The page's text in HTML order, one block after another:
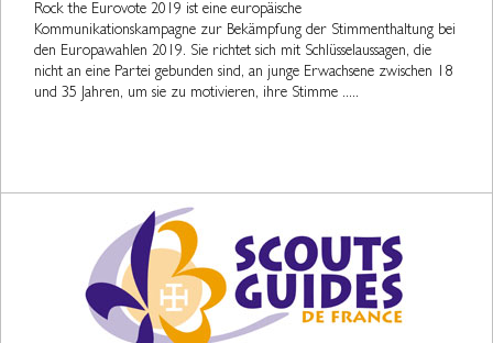
Rock the Eurovote 2019 ist eine europäische
Kommunikationskampagne zur Bekämpfung der Stimmenthaltung bei
den Europawahlen 2019. Sie richtet sich mit Schlüsselaussagen, die
nicht an eine Partei gebunden sind, an junge Erwachsene zwischen 18
und 35 Jahren, um sie zu motivieren, ihre Stimme .....